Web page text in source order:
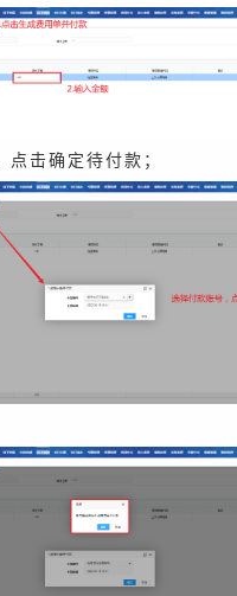
击确定待付款；